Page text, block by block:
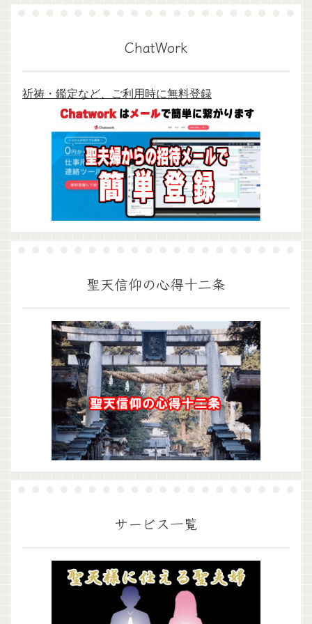
ChatWork
祈祷・鑑定など、ご利用時に無料登録
聖天信仰の心得十二条
サービス一覧